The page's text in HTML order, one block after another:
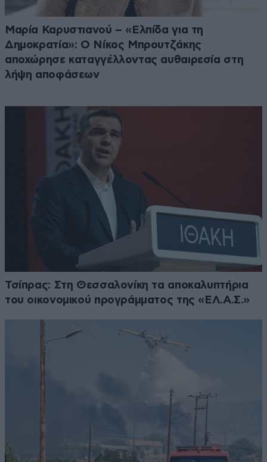
Μαρία Καρυστιανού – «Ελπίδα για τη
Δημοκρατία»: Ο Νίκος Μπρουτζάκης
αποχώρησε καταγγέλλοντας αυθαιρεσία στη
λήψη αποφάσεων
Τσίπρας: Στη Θεσσαλονίκη τα αποκαλυπτήρια
του οικονομικού προγράμματος της «ΕΛ.Α.Σ.»